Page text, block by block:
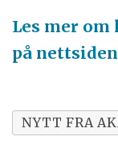
Les mer
på
NYTT FRA